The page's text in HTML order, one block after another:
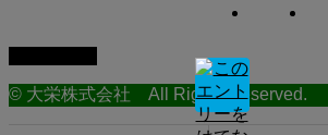
© 大栄株式会社 All Rights Reserved.